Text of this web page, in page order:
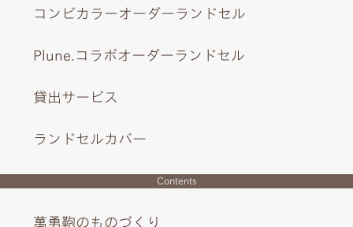
コンビカラーオーダーランドセル
Plune.コラボオーダーランドセル
貸出サービス
ランドセルカバー
Contents
萬勇鞄のものづくり